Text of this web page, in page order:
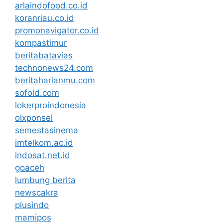
arlaindofood.co.id
koranriau.co.id
promonavigator.co.id
kompastimur
beritabatavias
technonews24.com
beritaharianmu.com
sofold.com
lokerproindonesia
olxponsel
semestasinema
imtelkom.ac.id
indosat.net.id
goaceh
lumbung berita
newscakra
plusindo
mamipos